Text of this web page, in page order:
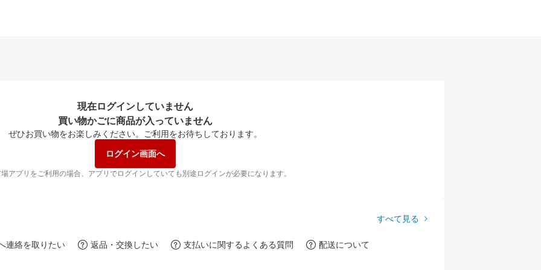
現在ログインしていません
買い物かごに商品が入っていません
ぜひお買い物をお楽しみください。 ご利用をお待ちしております。
ログイン画面へ
アプリをご利用の場合、アプリでログインしていても別途ログインが必要になります。
すべて見る
連絡を取りたい 返品・交換したい 支払いに関するよくある質問 配送について